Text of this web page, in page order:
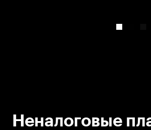
Неналоговые